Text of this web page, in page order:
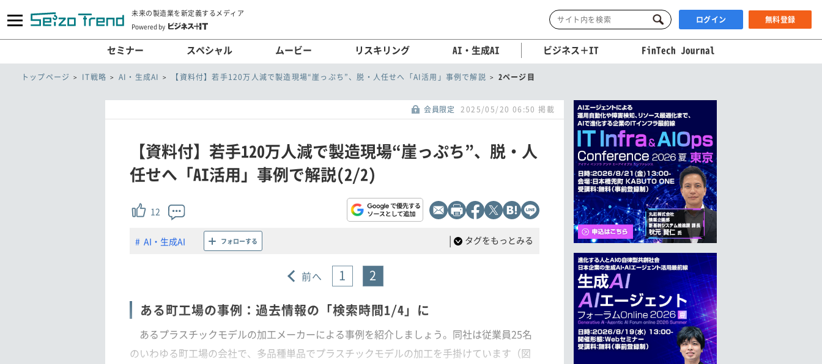
未来の製造業を新定義するメディア
Powered by
ログイン 無料登録
セミナー スペシャル ムービー リスキリング AI・生成AI ビジネス＋IT FinTech Journal
トップページ IT戦略 AI・生成AI 【資料付】若手120万人減で製造現場“崖っぷち”、脱・人任せへ「AI活用」事例で解説 2ページ目
会員限定 2025/05/20 06:50 掲載
【資料付】若手120万人減で製造現場“崖っぷち”、脱・人
任せへ「AI活用」事例で解説(2/2)
12
AI・生成AI フォローする | タグをもっとみる
前へ 1
2
ある町工場の事例：過去情報の「検索時間1/4」に
あるプラスチックモデルの加工メーカーによる事例を紹介しましょう。同社は従業員25名
のいわゆる町工場の会社で、多品種単品でプラスチックモデルの加工を手掛けています（図